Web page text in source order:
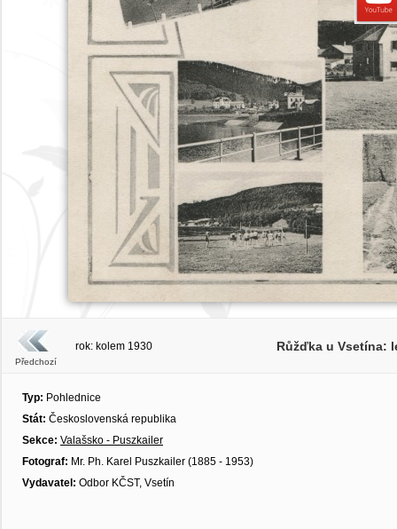
Předchozí
rok: kolem 1930 Růžďka u Vsetína:
Typ: Pohlednice
Stát: Československá republika
Sekce: Valašsko - Puszkailer
Fotograf: Mr. Ph. Karel Puszkailer (1885 - 1953)
Vydavatel: Odbor KČST, Vsetín